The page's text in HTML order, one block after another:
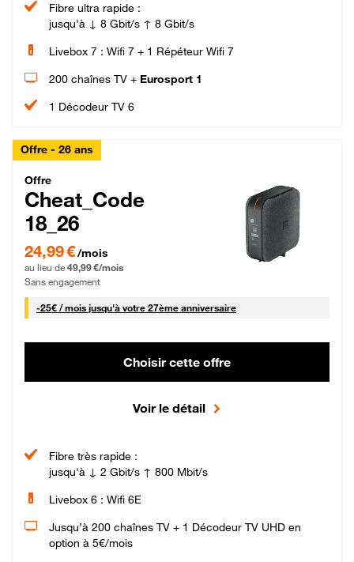
Fibre ultra rapide :
jusqu'à ↓ 8 Gbit/s ↑ 8 Gbit/s
Livebox 7 : Wifi 7 + 1 Répéteur Wifi 7
200 chaînes TV + Eurosport 1
1 Décodeur TV 6
Offre - 26 ans
Cheat_Code Fibre_18_26
Offre
Cheat_Code
18_26
24,99 € par mois pendant 0 mois puis 49,99 € par mois, Sans engagement
24,99 €/mois
au lieu de 49,99 €/mois
Sans engagement
-25€ / mois25 € par mois
jusqu'à votre 27ème anniversaire
Choisir cette offre
Voir le détail
Fibre très rapide :
jusqu'à ↓ 2 Gbit/s ↑ 800 Mbit/s
Livebox 6 : Wifi 6E
Jusqu’à 200 chaînes TV + 1 Décodeur TV UHD en
option à 5€/mois